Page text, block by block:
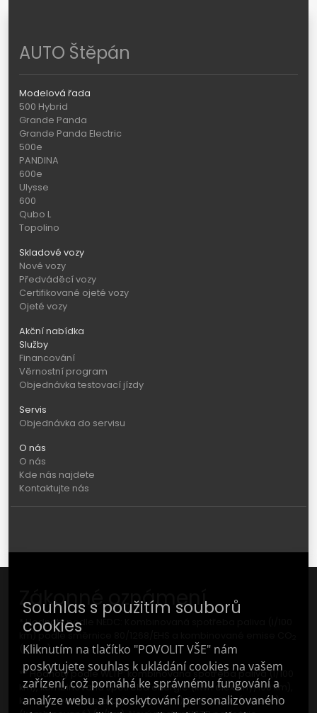
AUTO Štěpán
Modelová řada
500 Hybrid
Grande Panda
Grande Panda Electric
500e
PANDINA
600e
Ulysse
600
Qubo L
Topolino
Skladové vozy
Nové vozy
Předváděcí vozy
Certifikované ojeté vozy
Ojeté vozy
Akční nabídka
Služby
Financování
Věrnostní program
Objednávka testovací jízdy
Servis
Objednávka do servisu
O nás
O nás
Kde nás najdete
Kontaktujte nás
Zákonné oznámení
* Hodnoty podle NEDC: Kombinovaná spotřeba paliva (l/100
km) podle směrnice 80/1268/EHS a kombinované emise CO
(g/km).
** Hodnoty podle WLTP: kombinovaná spotřeba paliva (l/100
km), kombinovaná spotřeba energie (kWh elektřiny/100 km),
kombinovaný elektrický dojezd (km); Emise CO2(vážené)
Souhlas s použitím souborů
cookies
Kliknutím na tlačítko "POVOLIT VŠE" nám
poskytujete souhlas k ukládání cookies na vašem
zařízení, což pomáhá ke správnému fungování a
analýze webu a k poskytování personalizovaného